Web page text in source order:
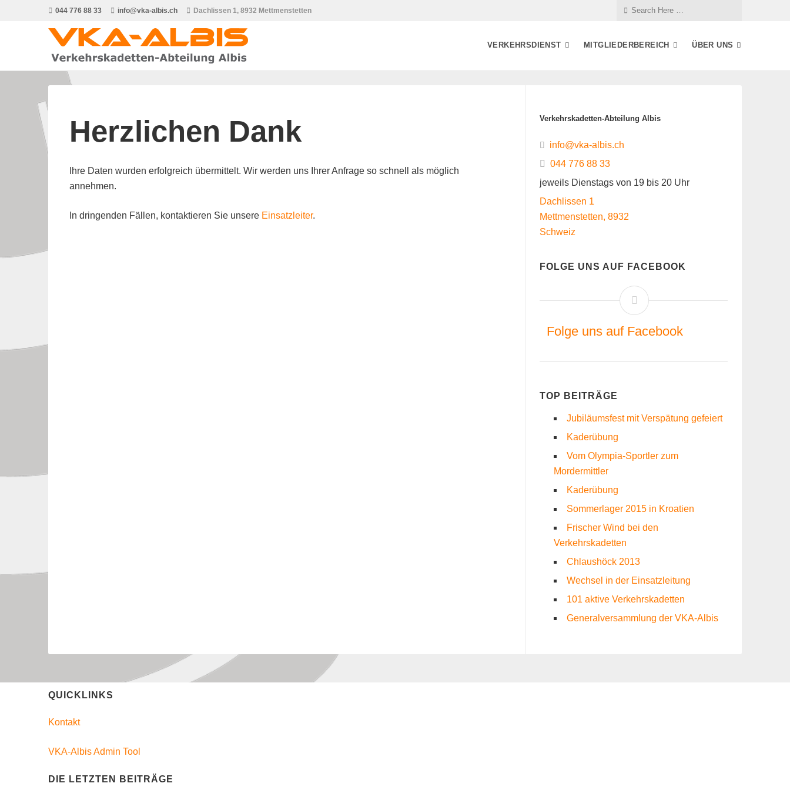
044 776 88 33 info@vka-albis.ch Dachlissen 1, 8932 Mettmenstetten
VERKEHRSDIENST MITGLIEDERBEREICH ÜBER UNS
Herzlichen Dank
Ihre Daten wurden erfolgreich übermittelt. Wir werden uns Ihrer Anfrage so schnell als möglich
annehmen.
In dringenden Fällen, kontaktieren Sie unsere Einsatzleiter.
Verkehrskadetten-Abteilung Albis
info@vka-albis.ch
044 776 88 33
jeweils Dienstags von 19 bis 20 Uhr
Dachlissen 1
Mettmenstetten,8932
Schweiz
FOLGE UNS AUF FACEBOOK
Folge uns auf Facebook
TOP BEITRÄGE
Jubiläumsfest mit Verspätung gefeiert
Kaderübung
Vom Olympia-Sportler zum
Mordermittler
Kaderübung
Sommerlager 2015 in Kroatien
Frischer Wind bei den
Verkehrskadetten
Chlaushöck 2013
Wechsel in der Einsatzleitung
101 aktive Verkehrskadetten
Generalversammlung der VKA-Albis
QUICKLINKS
Kontakt
VKA-Albis Admin Tool
DIE LETZTEN BEITRÄGE